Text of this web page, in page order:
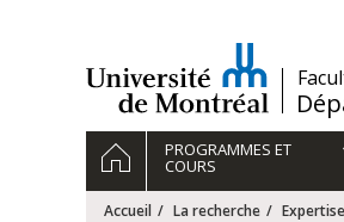
/
Navigation
principale
ACCUEILPROGRAMMES ET
COURS
Accueil La recherche